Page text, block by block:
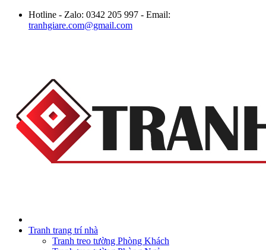
Hotline - Zalo: 0342 205 997 - Email:
tranhgiare.com@gmail.com
Tranh trang trí nhà
Tranh treo tường Phòng Khách